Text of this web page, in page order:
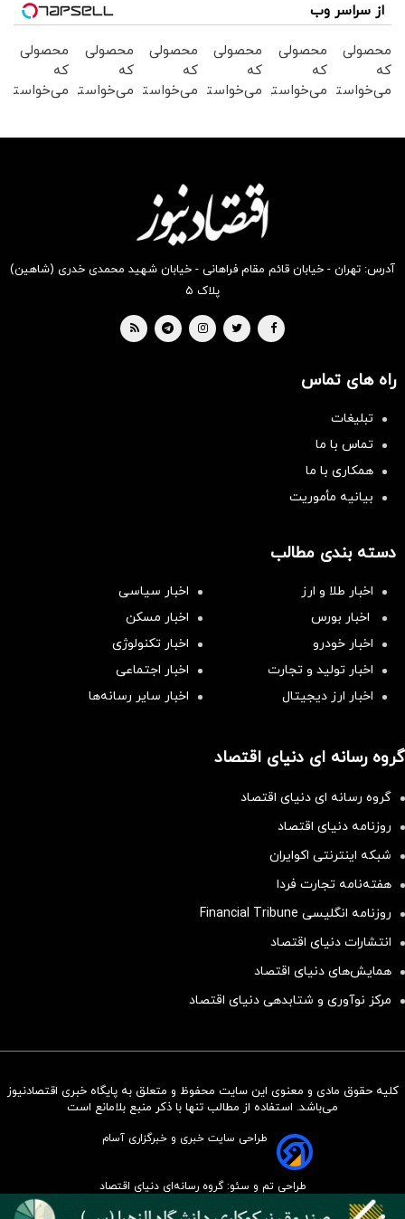
سرمایه‌گذاری همسنگ با شاخص
از سراسر وب
محصولی
که
می‌خواستی
محصولی
که
می‌خواستی
محصولی
که
می‌خواستی
بخر !
محصولی
که
می‌خواستی
بخر !
محصولی
که
می‌خواستی
محصولی
که
می‌خواستی
آدرس: تهران - خیابان قائم مقام فراهانی - خیابان شهید محمدی خدری (شاهین)
پلاک ۵
راه های تماس
تبلیغات
تماس با ما
همکاری با ما
بیانیه مأموریت
دسته بندی مطالب
اخبار طلا و ارز
اخبار سیاسی
اخبار بورس
اخبار مسکن
اخبار خودرو
اخبار تکنولوژی
اخبار تولید و تجارت
اخبار اجتماعی
اخبار ارز دیجیتال
اخبار سایر رسانه‌‌ها
گروه رسانه ای دنیای اقتصاد
گروه رسانه ای دنیای اقتصاد
روزنامه دنیای اقتصاد
شبکه اینترنتی اکوایران
هفته‌نامه تجارت فردا
روزنامه انگلیسی Financial Tribune
انتشارات دنیای اقتصاد
همایش‌های دنیای اقتصاد
مرکز نوآوری و شتابدهی دنیای اقتصاد
کلیه حقوق مادی و معنوی این سایت محفوظ و متعلق به پایگاه خبری اقتصادنیوز
می‌باشد. استفاده از مطالب تنها با ذکر منبع بلامانع است
طراحی سایت خبری و خبرگزاری آسام
طراحی تم و سئو: گروه رسانه‌ای دنیای اقتصاد